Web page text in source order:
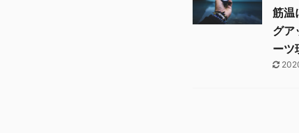
筋温
グア
ーツ